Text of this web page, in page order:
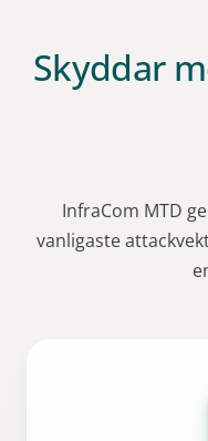
Skyddar
InfraCom MTD
vanligaste